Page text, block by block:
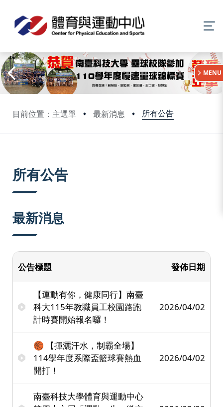
目前位置：主選單 最新消息 所有公告
MENU
所有公告
最新消息
公告標題 發佈日期
【運動有你，健康同行】南臺
科大115年教職員工校園路跑
計時賽開始報名囉！
2026/04/02
🏀 【揮灑汗水，制霸全場】
114學年度系際盃籃球賽熱血
開打！
2026/04/02
南臺科技大學體育與運動中心